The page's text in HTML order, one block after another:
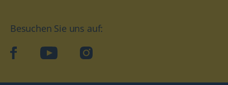
Besuchen Sie uns auf:
facebookYouTube Instagram